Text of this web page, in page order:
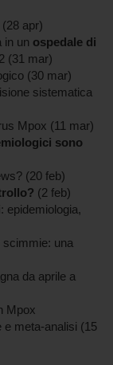
apr)
in un ospedale di
(31 mar)
(30 mar)
sistematica
Mpox (11 mar)
sono
(20 feb)
(2 feb)
: epidemiologia,
scimmie: una
da aprile a
Mpox
e meta-analisi (15